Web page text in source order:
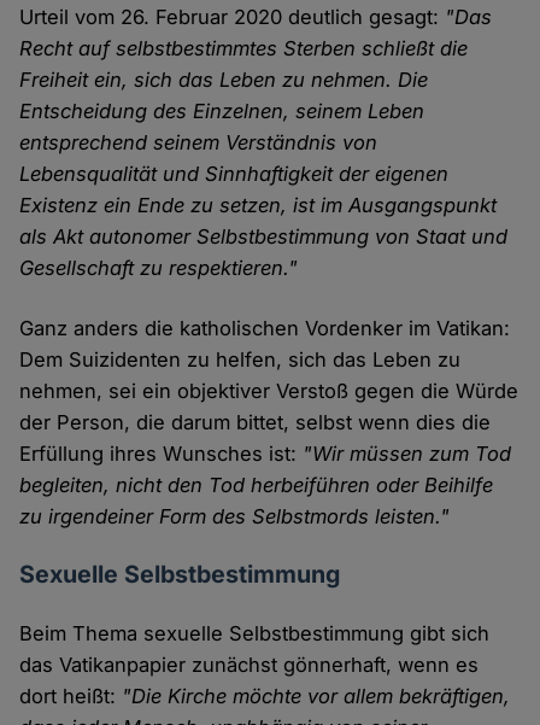
Urteil vom 26. Februar 2020 deutlich gesagt: "Das
Recht auf selbstbestimmtes Sterben schließt die
Freiheit ein, sich das Leben zu nehmen. Die
Entscheidung des Einzelnen, seinem Leben
entsprechend seinem Verständnis von
Lebensqualität und Sinnhaftigkeit der eigenen
Existenz ein Ende zu setzen, ist im Ausgangspunkt
als Akt autonomer Selbstbestimmung von Staat und
Gesellschaft zu respektieren."
Ganz anders die katholischen Vordenker im Vatikan:
Dem Suizidenten zu helfen, sich das Leben zu
nehmen, sei ein objektiver Verstoß gegen die Würde
der Person, die darum bittet, selbst wenn dies die
Erfüllung ihres Wunsches ist: "Wir müssen zum Tod
begleiten, nicht den Tod herbeiführen oder Beihilfe
zu irgendeiner Form des Selbstmords leisten."
Sexuelle Selbstbestimmung
Beim Thema sexuelle Selbstbestimmung gibt sich
das Vatikanpapier zunächst gönnerhaft, wenn es
dort heißt: "Die Kirche möchte vor allem bekräftigen,